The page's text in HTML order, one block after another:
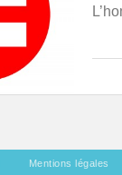
Mentions légales